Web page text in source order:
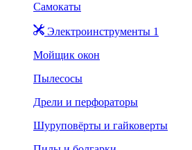
Самокаты
Электроинструменты 1
Мойщик окон
Пылесосы
Дрели и перфораторы
Шуруповёрты и гайковерты